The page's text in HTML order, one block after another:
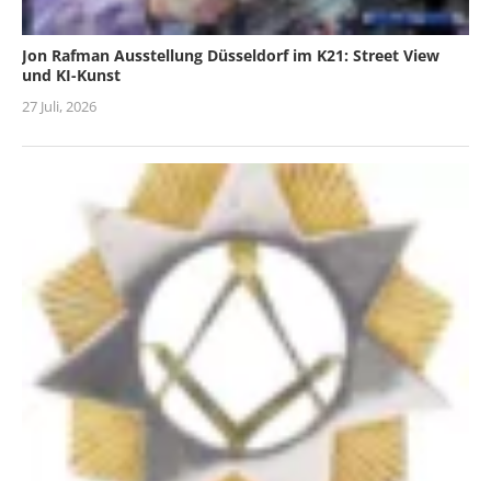
Jon Rafman Ausstellung Düsseldorf im K21: Street View
und KI-Kunst
27 Juli, 2026